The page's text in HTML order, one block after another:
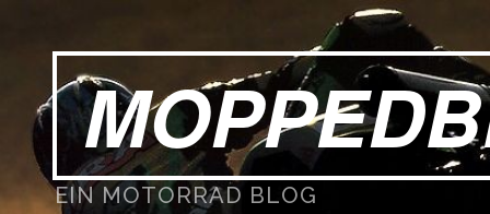
EIN MOTORRAD BLOG